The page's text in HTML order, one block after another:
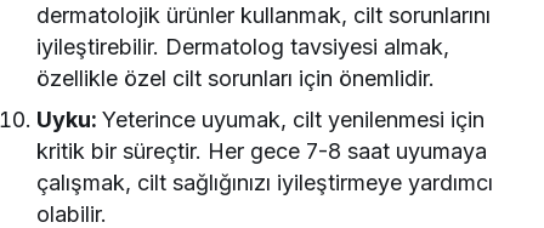
dermatolojik ürünler kullanmak, cilt sorunlarını
iyileştirebilir. Dermatolog tavsiyesi almak,
özellikle özel cilt sorunları için önemlidir.
Uyku:Yeterince uyumak, cilt yenilenmesi için
kritik bir süreçtir. Her gece 7-8 saat uyumaya
çalışmak, cilt sağlığınızı iyileştirmeye yardımcı
olabilir.